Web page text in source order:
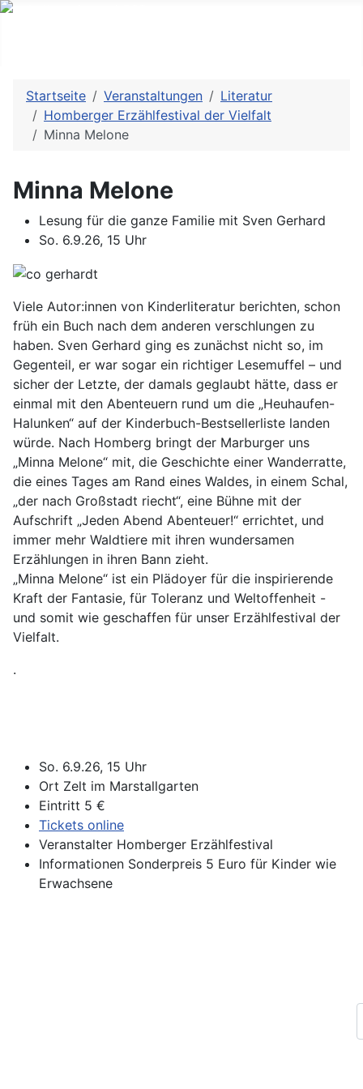
Startseite Veranstaltungen
Literatur
Homberger Erzählfestival der Vielfalt
Minna Melone
Minna Melone
Lesung für die ganze Familie mit Sven Gerhard
So. 6.9.26, 15 Uhr
Viele Autor:innen von Kinderliteratur berichten, schon
früh ein Buch nach dem anderen verschlungen zu
haben. Sven Gerhard ging es zunächst nicht so, im
Gegenteil, er war sogar ein richtiger Lesemuffel – und
sicher der Letzte, der damals geglaubt hätte, dass er
einmal mit den Abenteuern rund um die „Heuhaufen-
Halunken“ auf der Kinderbuch-Bestsellerliste landen
würde. Nach Homberg bringt der Marburger uns
„Minna Melone“ mit, die Geschichte einer Wanderratte,
die eines Tages am Rand eines Waldes, in einem Schal,
„der nach Großstadt riecht“, eine Bühne mit der
Aufschrift „Jeden Abend Abenteuer!“ errichtet, und
immer mehr Waldtiere mit ihren wundersamen
Erzählungen in ihren Bann zieht.
„Minna Melone“ ist ein Plädoyer für die inspirierende
Kraft der Fantasie, für Toleranz und Weltoffenheit -
und somit wie geschaffen für unser Erzählfestival der
Vielfalt.
.
So. 6.9.26, 15 Uhr
Ort Zelt im Marstallgarten
Eintritt 5 €
Tickets online
Veranstalter Homberger Erzählfestival
Informationen Sonderpreis 5 Euro für Kinder wie
Erwachsene